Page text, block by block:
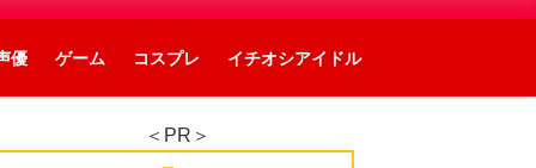
優 ゲーム コスプレ イチオシアイドル
＜PR＞